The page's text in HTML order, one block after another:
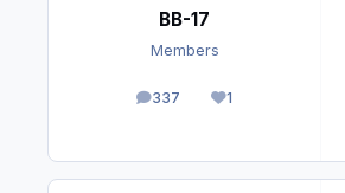
BB-17
Members
337
posts 1
Reputation